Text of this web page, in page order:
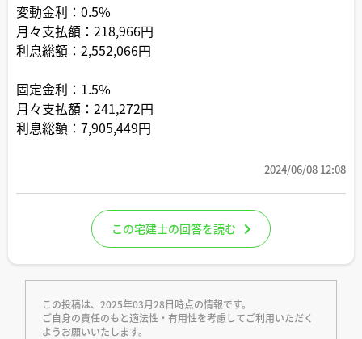
変動金利：0.5%
月々支払額：218,966円
利息総額：2,552,066円
固定金利：1.5%
月々支払額：241,272円
利息総額：7,905,449円
2024/06/08 12:08
この宅建士の回答を読む
この投稿は、2025年03月28日時点の情報です。
ご自身の責任のもと適法性・有用性を考慮してご利用いただく
ようお願いいたします。